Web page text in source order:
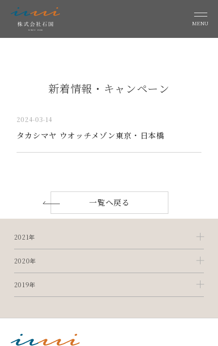
MENU
新着情報・キャンペーン
2024-03-14
タカシマヤ ウオッチメゾン東京・日本橋
一覧へ戻る
2021年
2020年
2019年